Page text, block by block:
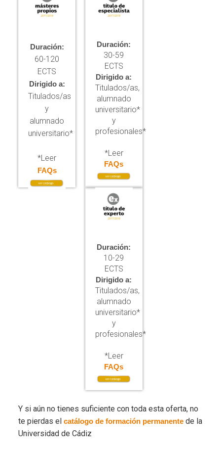
Duración:
60-120
ECTS
Dirigido a:
Titulados/as
y
alumnado
universitario*
*Leer
FAQs
Duración:
30-59
ECTS
Dirigido a:
Titulados/as,
alumnado
universitario*
y
profesionales*
*Leer
FAQs
Duración:
10-29
ECTS
Dirigido a:
Titulados/as,
alumnado
universitario*
y
profesionales*
*Leer
FAQs
Y si aún no tienes suficiente con toda esta oferta, no
te pierdas elcatálogo de formación permanente de la
Universidad de Cádiz